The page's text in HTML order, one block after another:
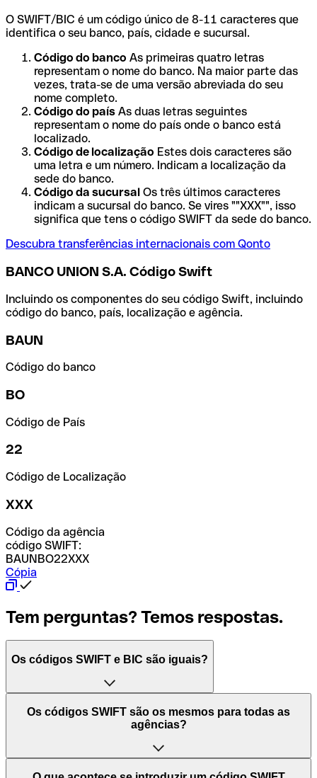
O SWIFT/BIC é um código único de 8-11 caracteres que
identifica o seu banco, país, cidade e sucursal.
Código do banco As primeiras quatro letras
representam o nome do banco. Na maior parte das
vezes, trata-se de uma versão abreviada do seu
nome completo.
Código do país As duas letras seguintes
representam o nome do país onde o banco está
localizado.
Código de localização Estes dois caracteres são
uma letra e um número. Indicam a localização da
sede do banco.
Código da sucursal Os três últimos caracteres
indicam a sucursal do banco. Se vires ""XXX"", isso
significa que tens o código SWIFT da sede do banco.
Descubra transferências internacionais com Qonto
BANCO UNION S.A. Código Swift
Incluindo os componentes do seu código Swift, incluindo
código do banco, país, localização e agência.
BAUN
Código do banco
BO
Código de País
22
Código de Localização
XXX
Código da agência
código SWIFT:
BAUNBO22XXX
Cópia
Tem perguntas? Temos respostas.
Os códigos SWIFT e BIC são iguais?
O acrónimo SWIFT significa "Society for Worldwide
Interbank Financial Telecommunication (Sociedade para
Mundiais)". Trata-se de uma rede mundial onde se
processam pagamentos entre países. Por outro lado, BIC
Os códigos SWIFT são os mesmos para todas as
agências?